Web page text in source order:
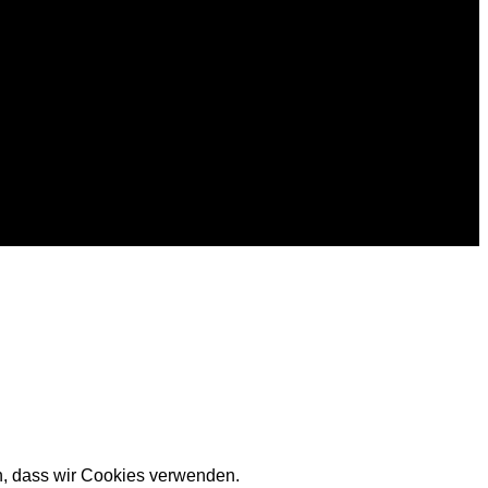
dass wir Cookies verwenden.